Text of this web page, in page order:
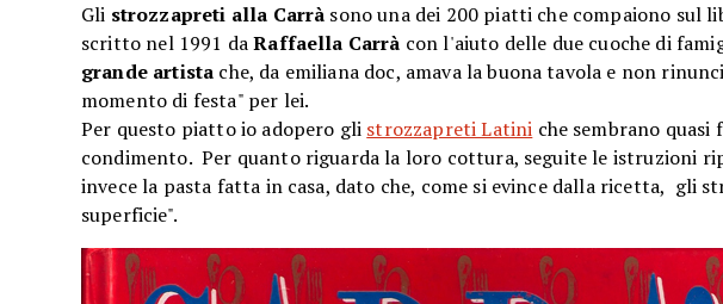
Gli strozzapreti alla Carrà sono una dei 200 piatti che compaiono sul
scritto nel 1991 daRaffaella Carrà con l'aiuto delle due cuoche di
grande artista che, da emiliana doc, amava la buona tavola e non
momento di festa" per lei.
Per questo piatto io adopero gli strozzapreti Latini che sembrano
condimento. Per quanto riguarda la loro cottura, seguite le istruzioni
invece la pasta fatta in casa, dato che, come si evince dalla ricetta, gli
superficie".